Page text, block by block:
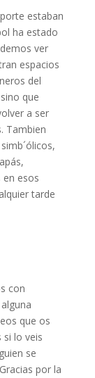
estaban
ha estado
ver
espacios
del
que
a ser
Tambien
en esos
tarde
con
que os
lo veis
se
por la